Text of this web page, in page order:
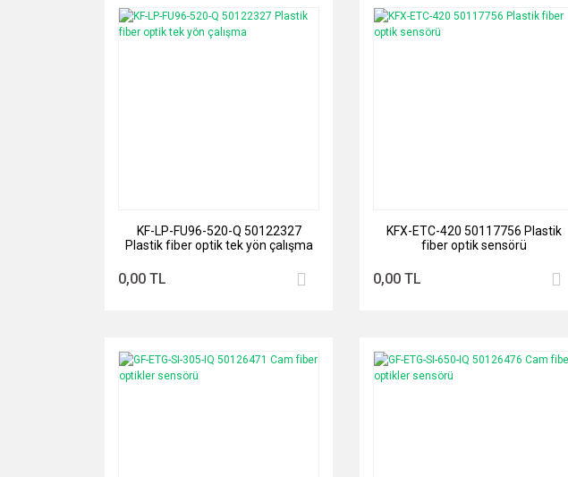
KF-LP-FU96-520-Q 50122327
Plastik fiber optik tek yön çalışma
0,00 TL
KFX-ETC-420 50117756 Plastik
fiber optik sensörü
0,00 TL